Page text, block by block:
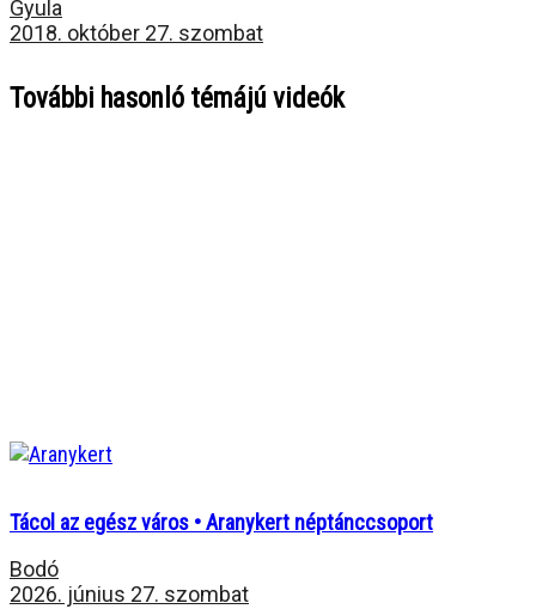
Gyula
2018. október 27. szombat
További hasonló témájú videók
Tácol az egész város • Aranykert néptánccsoport
Bodó
2026. június 27. szombat